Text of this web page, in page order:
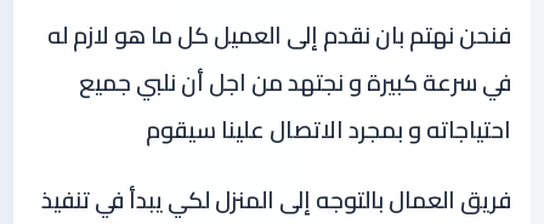
فنحن نهتم بان نقدم إلى العميل كل ما هو لازم له
في سرعة كبيرة و نجتهد من اجل أن نلبي جميع
احتياجاته و بمجرد الاتصال علينا سيقوم
فريق العمال بالتوجه إلى المنزل لكي يبدأ في تنفيذ